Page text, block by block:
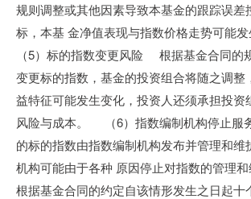
规则调整或其他因素导致本基金的跟踪误差
标，本基 金净值表现与指数价格走势可能
（5）标的指数变更风险 根据基金合同的
变更标的指数，基金的投资组合将随之调整
益特征可能发生变化，投资人还须承担投资
风险与成本。 （6）指数编制机构停止
的标的指数由指数编制机构发布并管理和维
机构可能由于各种 原因停止对指数的管理
根据基金合同的约定自该情形发生之日起十